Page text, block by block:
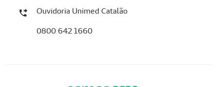
Ouvidoria Unimed Catalão
0800 642 1660